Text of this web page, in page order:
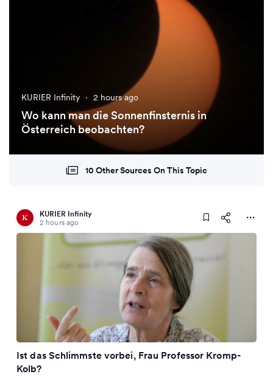
KURIER Infinity · 2 hours ago
Wo kann man die Sonnenfinsternis in
Österreich beobachten?
10 Other Sources On This Topic
KURIER Infinity
2 hours ago
Ist das Schlimmste vorbei, Frau Professor Kromp-
Kolb?